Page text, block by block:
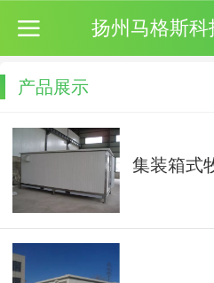
扬州马格斯科
产品展示
集装箱式